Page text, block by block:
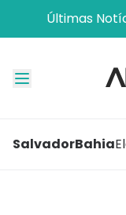
Últimas
SalvadorBahia